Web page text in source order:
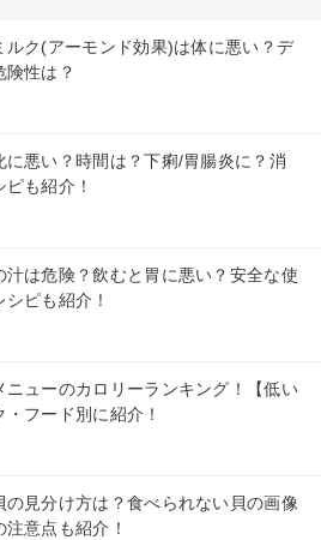
ルク(アーモンド効果)は体に悪い？デ
険性は？
に悪い？時間は？下痢/胃腸炎に？消
も紹介！
汁は危険？飲むと胃に悪い？安全な使
ピも紹介！
ニューのカロリーランキング！【低い
・フード別に紹介！
の見分け方は？食べられない貝の画像
意点も紹介！